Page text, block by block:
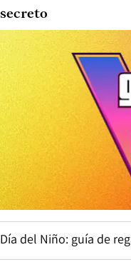
secreto
Día del Niño: guía de